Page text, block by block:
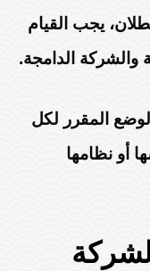
يجب القيام
الدامجة.
المقرر لكل
أو نظامها